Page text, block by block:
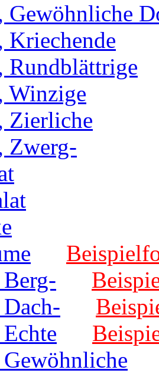
Gewöhnliche
Kriechende
Rundblättrige
Winzige
Zierliche
Zwerg-